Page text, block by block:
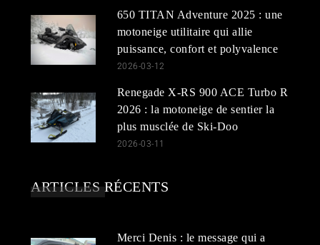
650 TITAN Adventure 2025 : une
motoneige utilitaire qui allie
puissance, confort et polyvalence
2026-03-12
Renegade X-RS 900 ACE Turbo R
2026 : la motoneige de sentier la
plus musclée de Ski-Doo
2026-03-11
ARTICLES RÉCENTS
Merci Denis : le message qui a